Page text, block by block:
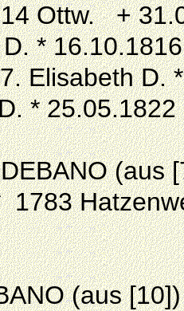
Ottw. +
*
Elisabeth D.
* 25.05.1822
(aus
(aus